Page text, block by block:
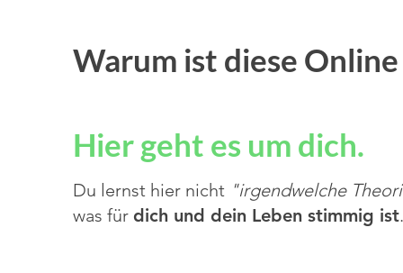
Warum ist diese
Hier geht es um dich.
Du lernst hier nicht "irgendwelche
was für dich und dein Leben stimmig ist.